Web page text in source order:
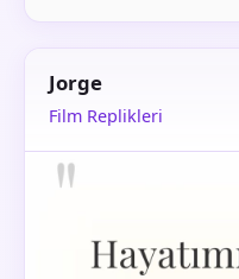
Jorge
Film Replikleri